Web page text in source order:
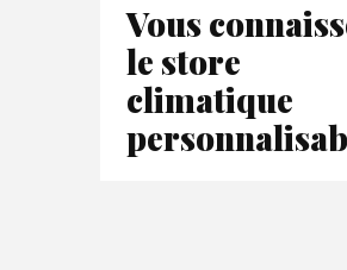
Vous
le store
climatique